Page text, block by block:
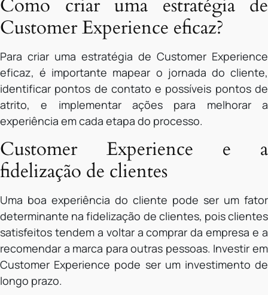
Como criar uma estratégia de
Customer Experience eficaz?
Para criar uma estratégia de Customer Experience
eficaz, é importante mapear o jornada do cliente,
identificar pontos de contato e possíveis pontos de
atrito, e implementar ações para melhorar a
experiência em cada etapa do processo.
Customer Experience e a
fidelização de clientes
Uma boa experiência do cliente pode ser um fator
determinante na fidelização de clientes, pois clientes
satisfeitos tendem a voltar a comprar da empresa e a
recomendar a marca para outras pessoas. Investir em
Customer Experience pode ser um investimento de
longo prazo.